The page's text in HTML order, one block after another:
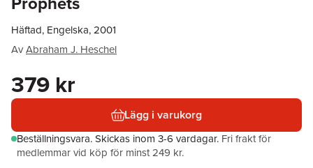
Häftad, Engelska, 2001
AvAbraham J. Heschel
379 kr
Lägg i varukorg
Beställningsvara.Skickas inom 3-6 vardagar. Fri frakt för
medlemmar vid köp för minst 249 kr.